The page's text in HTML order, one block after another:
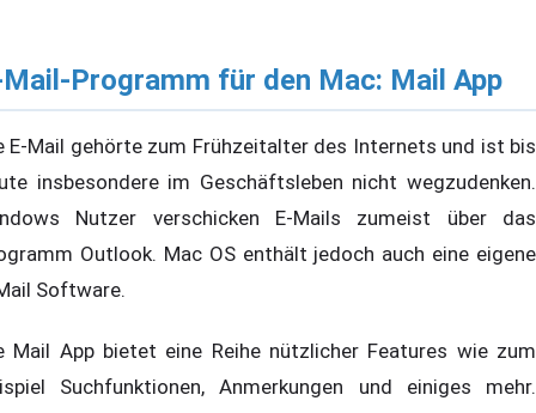
Programm für den Mac: Mail App
E-Mail gehörte zum Frühzeitalter des Internets und ist bis
insbesondere im Geschäftsleben nicht wegzudenken.
Nutzer verschicken E-Mails zumeist über das
Outlook. Mac OS enthält jedoch auch eine eigene
Software.
Mail App bietet eine Reihe nützlicher Features wie zum
Suchfunktionen, Anmerkungen und einiges mehr.